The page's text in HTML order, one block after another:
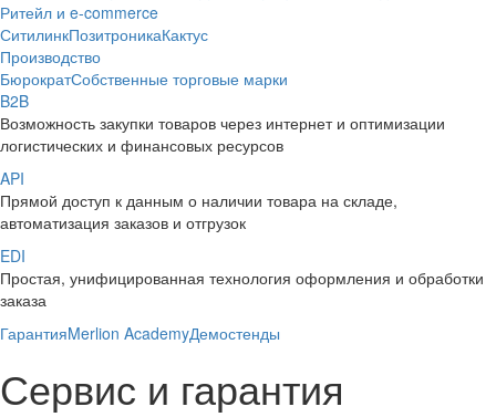
Ритейл и e-commerce
СитилинкПозитроникаКактус
Производство
БюрократСобственные торговые марки
B2B
Возможность закупки товаров через интернет и оптимизации
логистических и финансовых ресурсов
API
Прямой доступ к данным о наличии товара на складе,
автоматизация заказов и отгрузок
EDI
Простая, унифицированная технология оформления и обработки
заказа
ГарантияMerlion AcademyДемостенды
Сервис и гарантия